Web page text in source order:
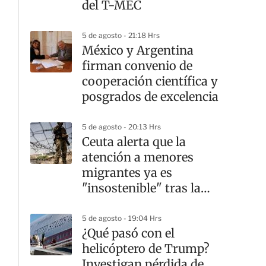
del T-MEC
5 de agosto - 21:18 Hrs
México y Argentina
firman convenio de
cooperación científica y
posgrados de excelencia
5 de agosto - 20:13 Hrs
Ceuta alerta que la
atención a menores
migrantes ya es
"insostenible" tras la
5 de agosto - 19:04 Hrs
¿Qué pasó con el
helicóptero de Trump?